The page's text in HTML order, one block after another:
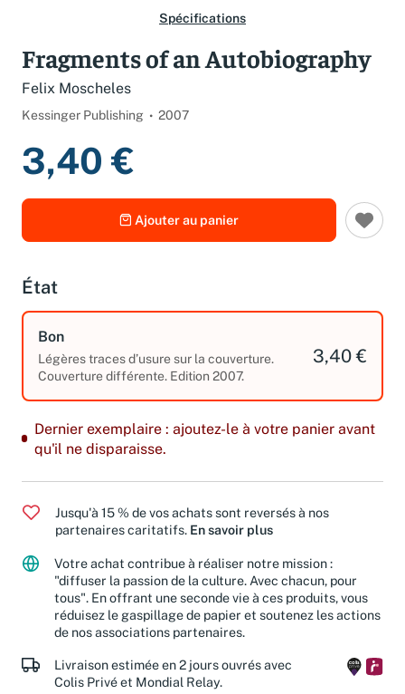
Spécifications
Fragments of an Autobiography
Felix Moscheles
Kessinger Publishing 2007
3,40 €
Ajouter au panier
État
Bon
Légères traces d’usure sur la couverture.
Couverture différente. Edition 2007.
3,40 €
Dernier exemplaire : ajoutez-le à votre panier avant
qu'il ne disparaisse.
Jusqu'à 15 % de vos achats sont reversés à nos
partenaires caritatifs. En savoir plus
Votre achat contribue à réaliser notre mission :
"diffuser la passion de la culture. Avec chacun, pour
tous". En offrant une seconde vie à ces produits, vous
réduisez le gaspillage de papier et soutenez les actions
de nos associations partenaires.
Livraison estimée en 2 jours ouvrés avec
Colis Privé et Mondial Relay.